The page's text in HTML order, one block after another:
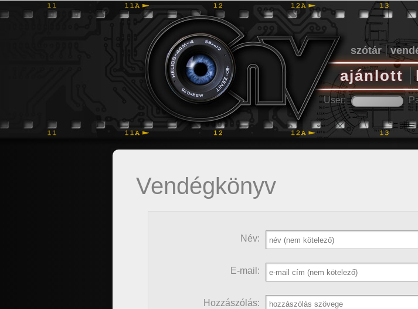
User:
ajánlott
szótár
Vendégkönyv
Név:
E-mail:
Hozzászólás: